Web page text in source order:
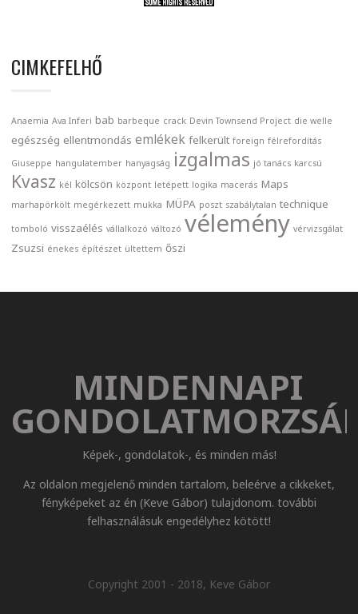
CIMKEFELHŐ
Anaemia Ava Inferi bab barbeque crack Devin Townsend Project die welle
egészség ellentmondás emlékek felkerült foreign félrefordítás
Giuseppe hangulatember hanyagság izgalmas jó tanács karcsú
Kvasz kél kölcsön központ letépett logika macerás Maps
marhapörkölt megérkezett mukka MÜPA poszt szabálytalan technique
tomboló visszaélés vállalkozó változó vélemény vérvizsgálat
Zsuzsi énekes építészet ültettem őszi
MINDENNAPI
Képek-, gondolatok-, és minden más!
Az oldalon megjelenő minden tartalom, beleérve a cikkeket,
fényképeket az én (Keve Gábor) tulajdonom. további
felhasználásuk engedélyhez kötött!
Copyright 2001 - 2018, Keve Gábor